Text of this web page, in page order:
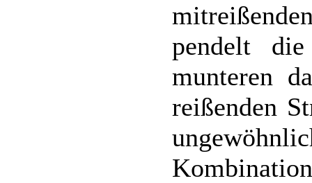
pendelt
munteren
reißenden